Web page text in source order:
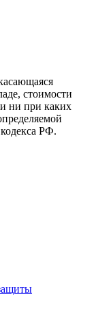
стоимости
ни при каких
РФ.